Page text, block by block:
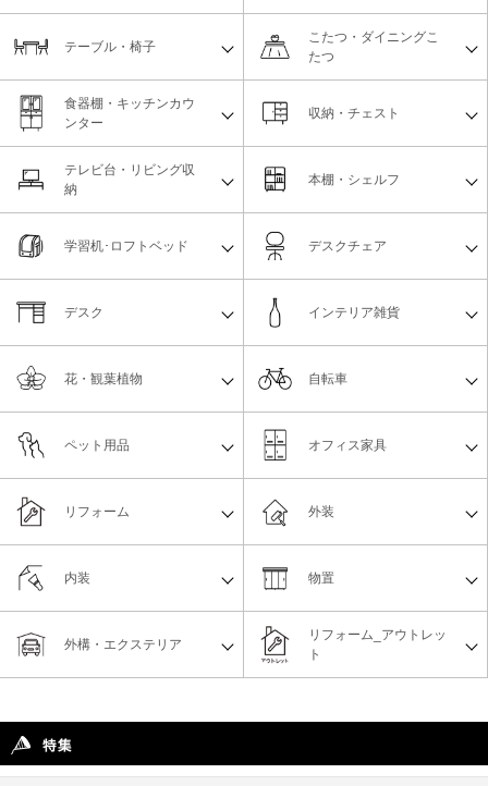
テーブル・椅子
こたつ・ダイニングこ
たつ
食器棚・キッチンカウ
ンター
収納・チェスト
テレビ台・リビング収
納
本棚・シェルフ
学習机･ロフトベッド デスクチェア
デスク インテリア雑貨
花・観葉植物 自転車
ペット用品 オフィス家具
リフォーム
リフォーム_アウトレッ
ト
物置
外構・エクステリア
外装
内装